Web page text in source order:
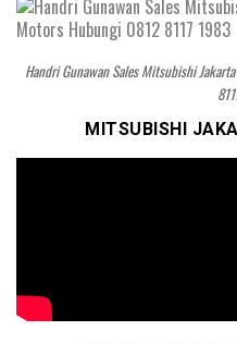
Handri Gunawan Sales Mitsubishi
MITSUBISHI